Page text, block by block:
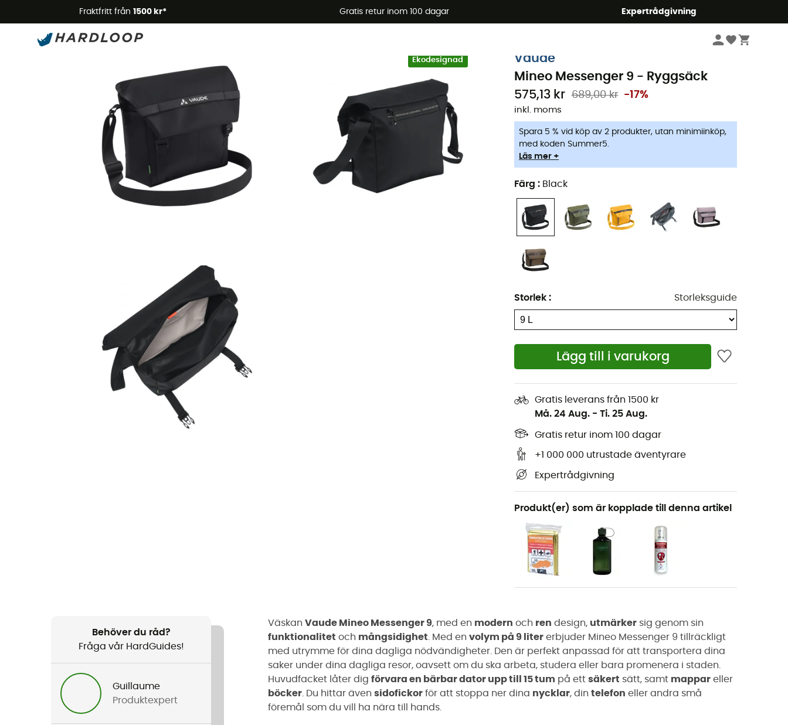
Fraktfritt från 1500 kr* Gratis retur inom 100 dagar Expertrådgivning
Sommarerbjudanden 🔥 -5 % EXTRA vid köp av 2 produkter* kod Summer5
Ekodesignad
Vaude
Mineo Messenger 9 - Ryggsäck
575,13 kr 689,00 kr -17%
inkl. moms
Spara 5 % vid köp av 2 produkter, utan minimiinköp,
med koden Summer5.
Läs mer +
Färg : Black
Storlek : Storleksguide
Lägg till i varukorg
Gratis leverans från 1500 kr
Må. 24 Aug. - Ti. 25 Aug.
Gratis retur inom 100 dagar
+1 000 000 utrustade äventyrare
Expertrådgivning
Produkt(er) som är kopplade till denna artikel
Behöver du råd?
Fråga vår HardGuides!
Guillaume
Produktexpert
Väskan Vaude Mineo Messenger 9, med en modern och ren design, utmärker sig genom sin
funktionalitet och mångsidighet . Med en volym på 9 liter erbjuder Mineo Messenger 9 tillräckligt
med utrymme för dina dagliga nödvändigheter. Den är perfekt anpassad för att transportera dina
saker under dina dagliga resor, oavsett om du ska arbeta, studera eller bara promenera i staden.
Huvudfacket låter dig förvara en bärbar dator upp till 15 tum på ett säkert sätt, samt mappar eller
böcker . Du hittar även sidofickor för att stoppa ner dina nycklar, din telefon eller andra små
föremål som du vill ha nära till hands.